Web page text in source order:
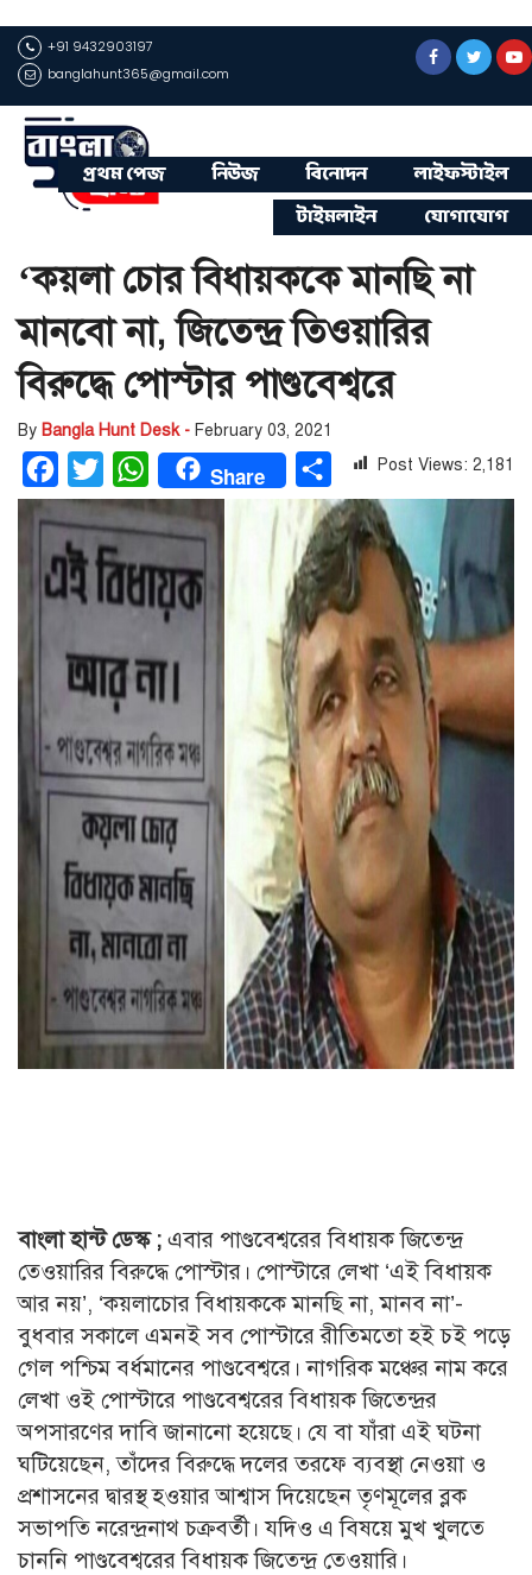
+91 9432903197
banglahunt365@gmail.com
প্রথম পেজ নিউজ বিনোদন
লাইফস্টাইল
টাইমলাইন
যোগাযোগ
‘কয়লা চোর বিধায়ককে মানছি না
মানবো না, জিতেন্দ্র তিওয়ারির
বিরুদ্ধে পোস্টার পাণ্ডবেশ্বরে
By Bangla Hunt Desk - February 03, 2021
Facebook
Twitter WhatsAppShare SharePost Views: 2,181
বাংলা হান্ট ডেস্ক ; এবার পাণ্ডবেশ্বরের বিধায়ক জিতেন্দ্র
তেওয়ারির বিরুদ্ধে পোস্টার। পোস্টারে লেখা ‘এই বিধায়ক
আর নয়’, ‘কয়লাচোর বিধায়ককে মানছি না, মানব না’-
বুধবার সকালে এমনই সব পোস্টারে রীতিমতো হই চই পড়ে
গেল পশ্চিম বর্ধমানের পাণ্ডবেশ্বরে। নাগরিক মঞ্চের নাম করে
লেখা ওই পোস্টারে পাণ্ডবেশ্বরের বিধায়ক জিতেন্দ্রর
অপসারণের দাবি জানানো হয়েছে। যে বা যাঁরা এই ঘটনা
ঘটিয়েছেন, তাঁদের বিরুদ্ধে দলের তরফে ব্যবস্থা নেওয়া ও
প্রশাসনের দ্বারস্থ হওয়ার আশ্বাস দিয়েছেন তৃণমূলের ব্লক
সভাপতি নরেন্দ্রনাথ চক্রবর্তী। যদিও এ বিষয়ে মুখ খুলতে
চাননি পাণ্ডবেশ্বরের বিধায়ক জিতেন্দ্র তেওয়ারি।